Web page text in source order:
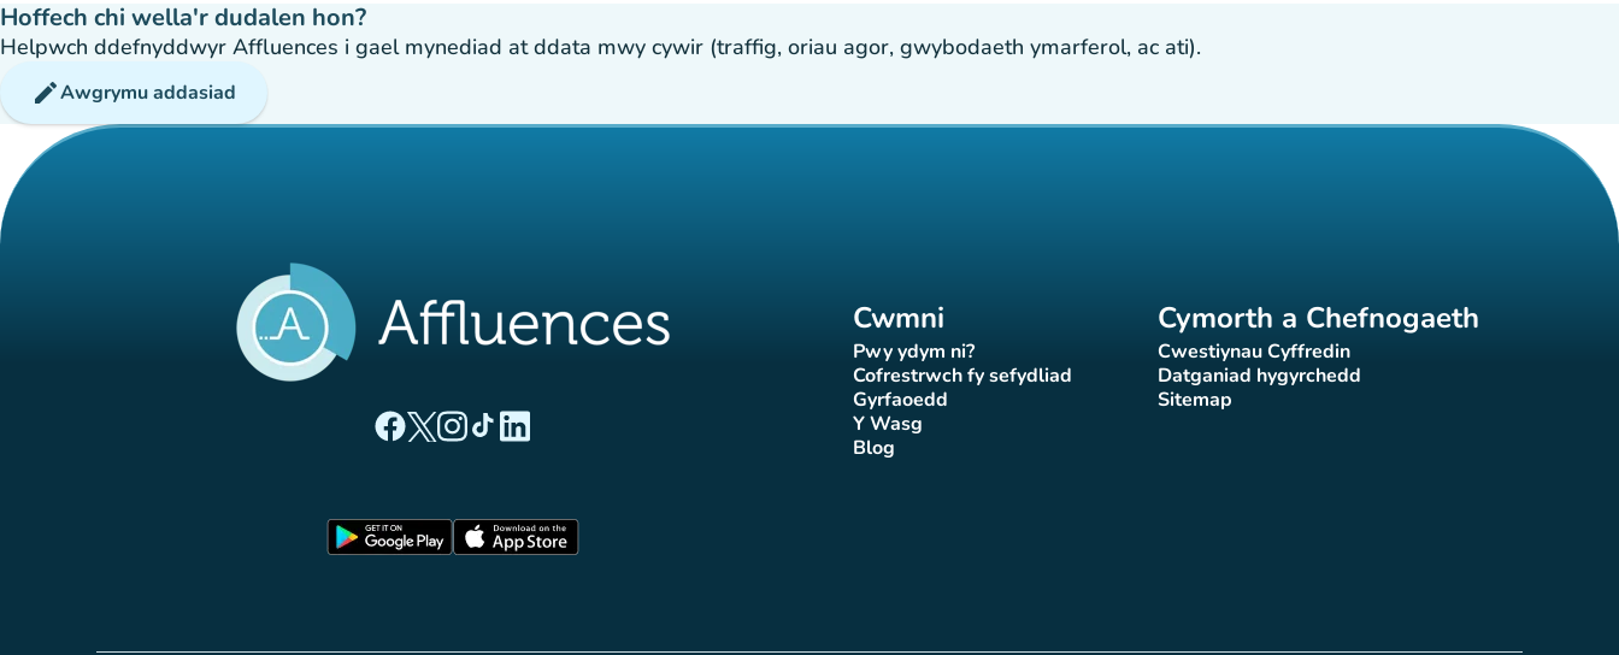
Hoffech chi wella'r dudalen hon?
Helpwch ddefnyddwyr Affluences i gael mynediad at ddata mwy cywir (traffig, oriau agor, gwybodaeth ymarferol, ac ati).
editAwgrymu addasiad
(tab newydd)
(tab newydd)
(tab newydd)
(tab newydd)
(tab newydd)
Cwmni
Pwy ydym ni?
(tab newydd)
Cofrestrwch fy sefydliad
(tab newydd)
Gyrfaoedd(tab newydd)
Y Wasg(tab newydd)
Blog(tab newydd)
Cymorth a Chefnogaeth
Cwestiynau Cyffredin
(tab newydd)
Datganiad hygyrchedd
(tab newydd)
Sitemap(tab newydd)